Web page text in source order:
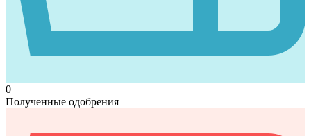
0
Полученные одобрения